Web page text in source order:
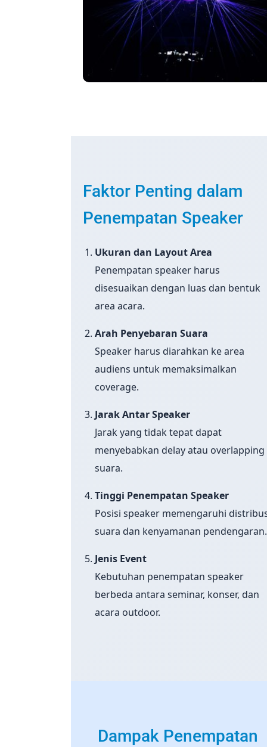
Faktor Penting dalam
Penempatan Speaker
Ukuran dan Layout Area
Penempatan speaker harus
disesuaikan dengan luas dan bentuk
area acara.
Arah Penyebaran Suara
Speaker harus diarahkan ke area
audiens untuk memaksimalkan
coverage.
Jarak Antar Speaker
Jarak yang tidak tepat dapat
menyebabkan delay atau overlapping
suara.
Tinggi Penempatan Speaker
Posisi speaker memengaruhi
suara dan kenyamanan pendengaran.
Jenis Event
Kebutuhan penempatan speaker
berbeda antara seminar, konser, dan
acara outdoor.
Dampak Penempatan